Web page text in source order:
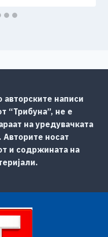
авторските написи
“Трибуна”, не е
на уредувачката
Авторите носат
и содржината на